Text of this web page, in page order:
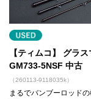
【ティムコ】 グラ
GM733-5NSF 中古
（260113-9118035k）
まるでバンブーロッド